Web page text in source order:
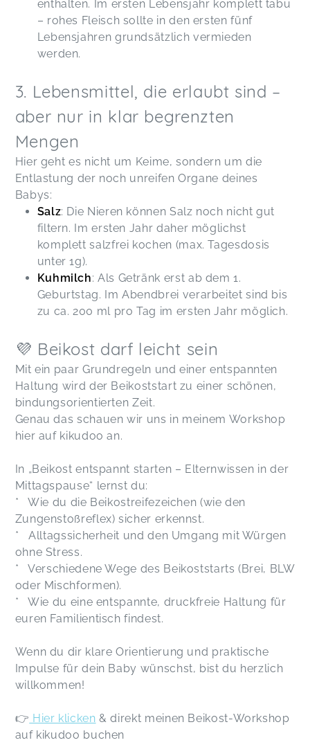
enthalten. Im ersten Lebensjahr komplett tabu
– rohes Fleisch sollte in den ersten fünf
Lebensjahren grundsätzlich vermieden
werden.
3. Lebensmittel, die erlaubt sind –
aber nur in klar begrenzten
Mengen
Hier geht es nicht um Keime, sondern um die
Entlastung der noch unreifen Organe deines
Babys:
Salz: Die Nieren können Salz noch nicht gut
filtern. Im ersten Jahr daher möglichst
komplett salzfrei kochen (max. Tagesdosis
unter 1g).
Kuhmilch: Als Getränk erst ab dem 1.
Geburtstag. Im Abendbrei verarbeitet sind bis
zu ca. 200 ml pro Tag im ersten Jahr möglich.
💜 Beikost darf leicht sein
Mit ein paar Grundregeln und einer entspannten
Haltung wird der Beikoststart zu einer schönen,
bindungsorientierten Zeit.
Genau das schauen wir uns in meinem Workshop
hier auf kikudoo an.
In „Beikost entspannt starten – Elternwissen in der
Mittagspause“ lernst du:
* Wie du die Beikostreifezeichen (wie den
Zungenstoßreflex) sicher erkennst.
* Alltagssicherheit und den Umgang mit Würgen
ohne Stress.
* Verschiedene Wege des Beikoststarts (Brei, BLW
oder Mischformen).
* Wie du eine entspannte, druckfreie Haltung für
euren Familientisch findest.
Wenn du dir klare Orientierung und praktische
Impulse für dein Baby wünschst, bist du herzlich
willkommen!
👉 Hier klicken & direkt meinen Beikost-Workshop
auf kikudoo buchen